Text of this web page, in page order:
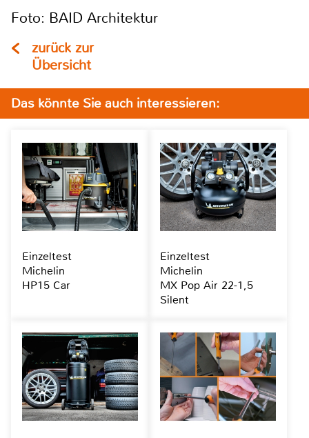
Foto: BAID Architektur
zurück zur
Übersicht
Das könnte Sie auch interessieren:
Einzeltest
Michelin
HP15 Car
Einzeltest
Michelin
MX Pop Air 22-1,5
Silent